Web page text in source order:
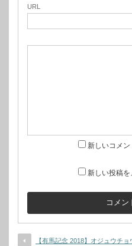
URL
新しいコメ
新しい投稿
【有馬記念 2018】オジュウチ